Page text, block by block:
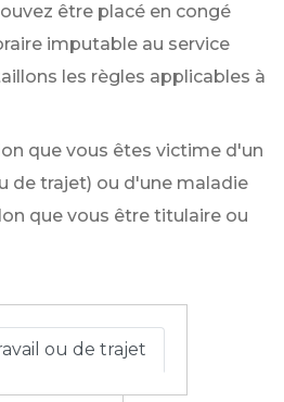
être placé en congé
imputable au service
les règles applicables à
que vous êtes victime d'un
de trajet) ou d'une maladie
que vous être titulaire ou
ou de trajet